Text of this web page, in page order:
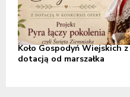
Koło Gospodyń Wiejskich z
dotacją od marszałka